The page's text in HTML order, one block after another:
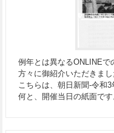
例年とは異なるONLINE
方々に御紹介いただきまし
こちらは、朝日新聞-令和3
何と、開催当日の紙面です